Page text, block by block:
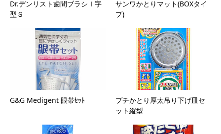
Dr.デンリスト歯間ブラシＩ字
型Ｓ
サンワかとりマット(BOXタイ
プ)
G&G Medigent 眼帯ｾｯﾄ
プチかとり厚太吊り下げ皿セ
ット縦型